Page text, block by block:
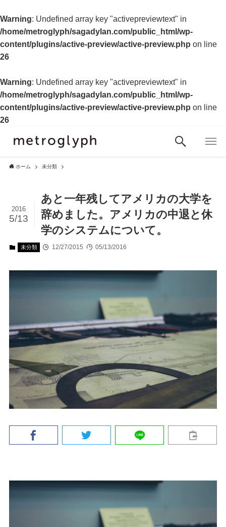
Warning: Undefined array key "activepreviewtext" in
/home/metroglyph/sagadylan.com/public_html/wp-
content/plugins/active-preview/active-preview.php on line
26
Warning: Undefined array key "activepreviewtext" in
/home/metroglyph/sagadylan.com/public_html/wp-
content/plugins/active-preview/active-preview.php on line
26
ホーム 未分類
あと一年残してアメリカの大学を
辞めました。アメリカの中退と休
学のシステムについて。
2016
5/13
未分類 12/27/2015 05/13/2016